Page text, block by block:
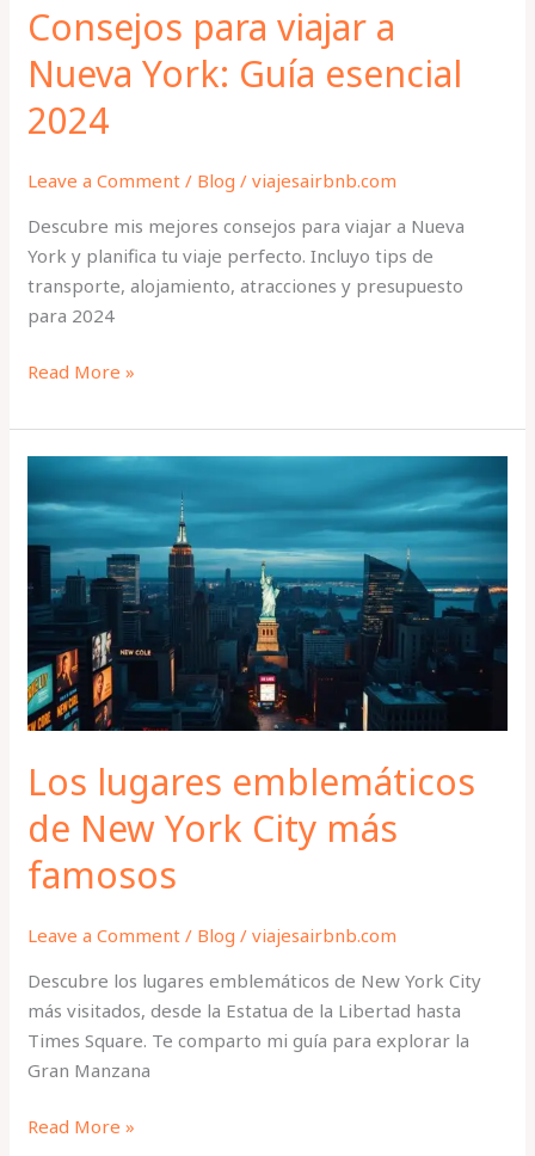
Consejos para viajar a
Nueva York: Guía esencial
2024
Leave a Comment / Blog /viajesairbnb.com
Descubre mis mejores consejos para viajar a Nueva
York y planifica tu viaje perfecto. Incluyo tips de
transporte, alojamiento, atracciones y presupuesto
para 2024
Read More »
Los lugares emblemáticos
de New York City más
famosos
Leave a Comment / Blog /viajesairbnb.com
Descubre los lugares emblemáticos de New York City
más visitados, desde la Estatua de la Libertad hasta
Times Square. Te comparto mi guía para explorar la
Gran Manzana
Los
lugares
emblemáticos
New
York
City
más
famosos
Read More »